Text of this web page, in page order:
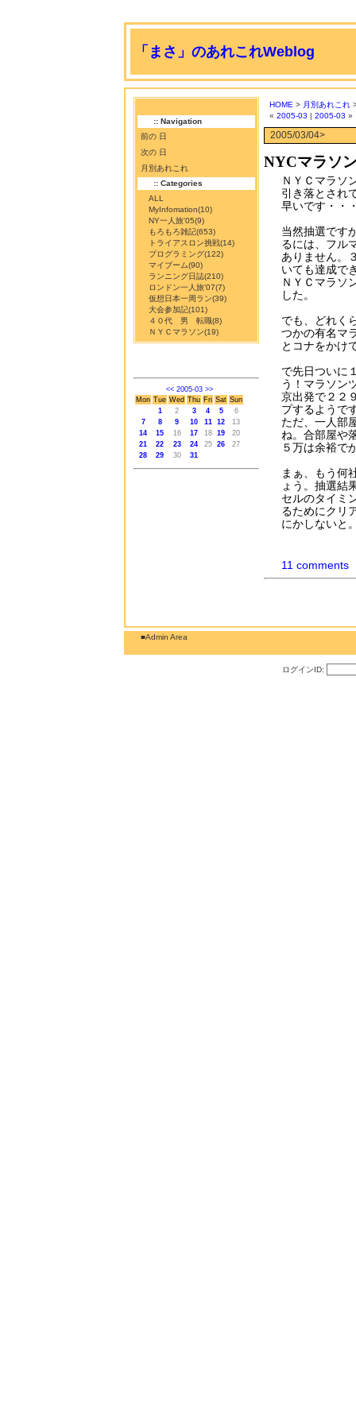
「まさ」のあれこれWeblog
:: Navigation
前の 日
次の 日
月別あれこれ
:: Categories
ALL
MyInfomation(10)
NY一人旅'05(9)
もろもろ雑記(653)
トライアスロン挑戦(14)
プログラミング(122)
マイブーム(90)
ランニング日誌(210)
ロンドン一人旅'07(7)
仮想日本一周ラン(39)
大会参加記(101)
４０代 男 転職(8)
ＮＹＣマラソン(19)
<< 2005-03 >>
Mon Tue Wed Thu Fri Sat Sun
1
2 3 4 5
6
7
8 9 10 11 12
13
14
15 16 17 18 19
20
21
22 23 24 25 26
27
28
29 30 31
HOME > 月別あれこれ
« 2005-03 | 2005-03 »
2005/03/04>
NYCマラソ
ＮＹＣマラソ
引き落とされ
早いです・・
当然抽選です
るには、フル
ありません。
いても達成で
ＮＹＣマラソ
した。
でも、どれく
つかの有名マ
とコナをかけ
で先日ついに
う！マラソン
京出発で２２
プするようで
ただ、一人部
ね。合部屋や
５万は余裕で
まぁ、もう何
ょう。抽選結
セルのタイミ
るためにクリ
にかしないと
11 comments
■Admin Area
ログインID: